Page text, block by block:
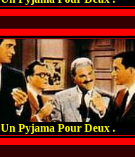
Un Pyjama Pour Deux .